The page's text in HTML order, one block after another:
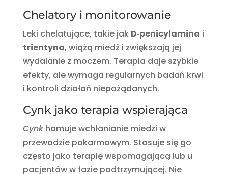
Chelatory i monitorowanie
Leki chelatujące, takie jak D‑penicylamina i
trientyna, wiążą miedź i zwiększają jej
wydalanie z moczem. Terapia daje szybkie
efekty, ale wymaga regularnych badań krwi
i kontroli działań niepożądanych.
Cynk jako terapia wspierająca
Cynkhamuje wchłanianie miedzi w
przewodzie pokarmowym. Stosuje się go
często jako terapię wspomagającą lub u
pacjentów w fazie podtrzymującej. Nie